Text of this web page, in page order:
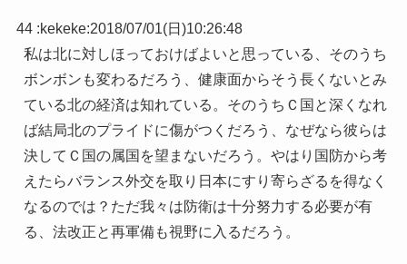
44 :kekeke:2018/07/01(日)10:26:48
私は北に対しほっておけばよいと思っている、そのうち
ボンボンも変わるだろう、健康面からそう長くないとみ
ている北の経済は知れている。そのうちＣ国と深くなれ
ば結局北のプライドに傷がつくだろう、なぜなら彼らは
決してＣ国の属国を望まないだろう。やはり国防から考
えたらバランス外交を取り日本にすり寄らざるを得なく
なるのでは？ただ我々は防衛は十分努力する必要が有
る、法改正と再軍備も視野に入るだろう。